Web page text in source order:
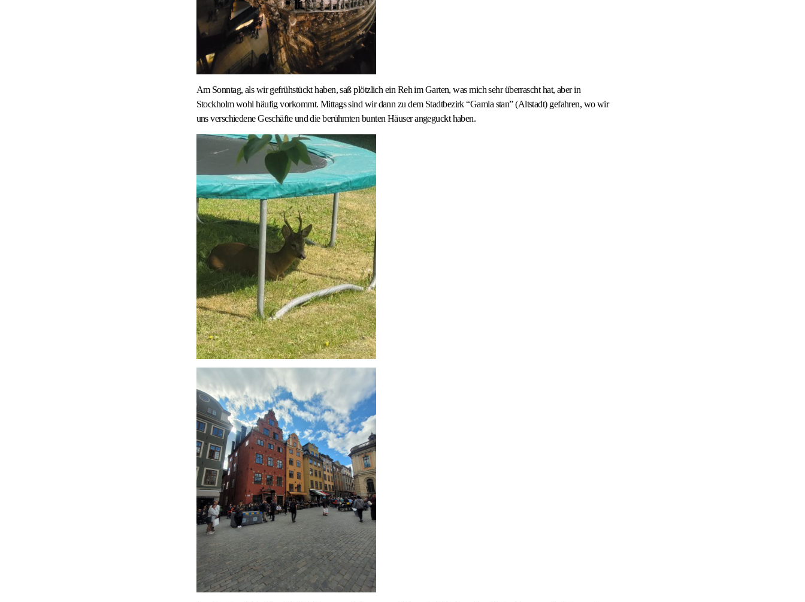
Am Sonntag, als wir gefrühstückt haben, saß plötzlich ein Reh im Garten, was mich sehr überrascht hat, aber in
Stockholm wohl häufig vorkommt. Mittags sind wir dann zu dem Stadtbezirk “Gamla stan” (Altstadt) gefahren, wo wir
uns verschiedene Geschäfte und die berühmten bunten Häuser angeguckt haben.